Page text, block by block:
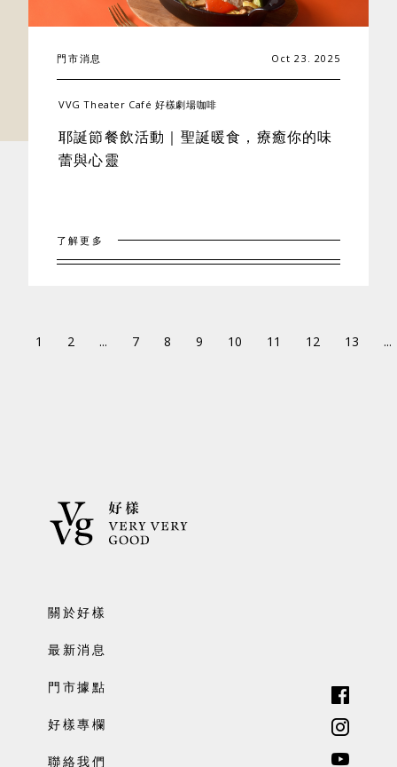
門市消息 Oct 23. 2025
VVG Theater Café 好樣劇場咖啡
耶誕節餐飲活動｜聖誕暖食，療癒你的味
蕾與心靈
了解更多
1 2 ... 7 8 9 10 11 12 13 ...
關於好樣
最新消息
門市據點
好樣專欄
聯絡我們